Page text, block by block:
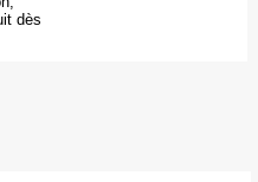
dès